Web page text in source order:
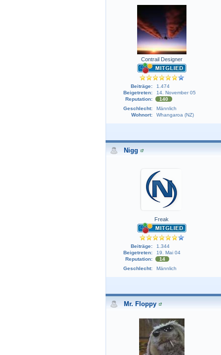
Contrail Designer
Beiträge:
1.474
Beigetreten:
14. November 05
Reputation:
140
Geschlecht:
Männlich
Wohnort:
Whangaroa (NZ)
Nigg
Freak
Beiträge:
1.344
Beigetreten:
19. Mai 04
Reputation:
14
Geschlecht:
Männlich
Mr. Floppy